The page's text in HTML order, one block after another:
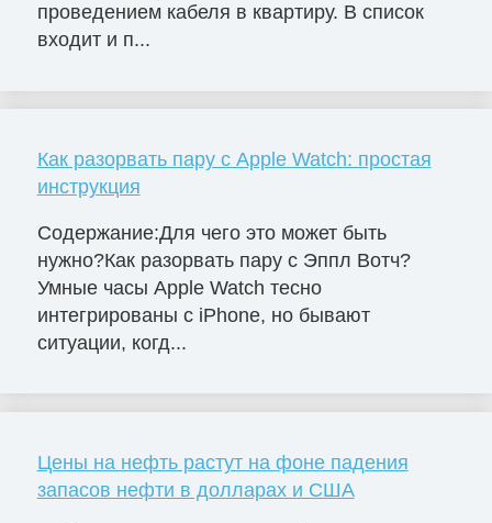
проведением кабеля в квартиру. В список
входит и п...
Как разорвать пару с Apple Watch: простая
инструкция
Содержание:Для чего это может быть
нужно?Как разорвать пару с Эппл Вотч?
Умные часы Apple Watch тесно
интегрированы с iPhone, но бывают
ситуации, когд...
Цены на нефть растут на фоне падения
запасов нефти в долларах и США